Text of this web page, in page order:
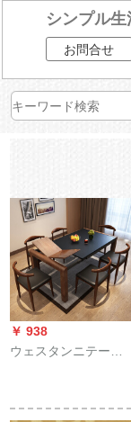
シンプル生
お問合せ
￥ 938
ウェスタンニテーブ
せ焼き石伸縮テーブ